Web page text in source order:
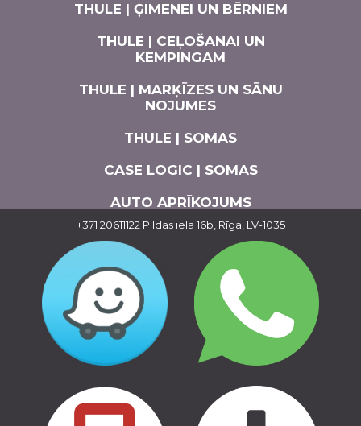
THULE | ĢIMENEI UN BĒRNIEM
THULE | CEĻOŠANAI UN
KEMPINGAM
THULE | MARĶĪZES UN SĀNU
NOJUMES
THULE | SOMAS
CASE LOGIC | SOMAS
AUTO APRĪKOJUMS
+371 20611122 Pildas iela 16b, Rīga, LV-1035